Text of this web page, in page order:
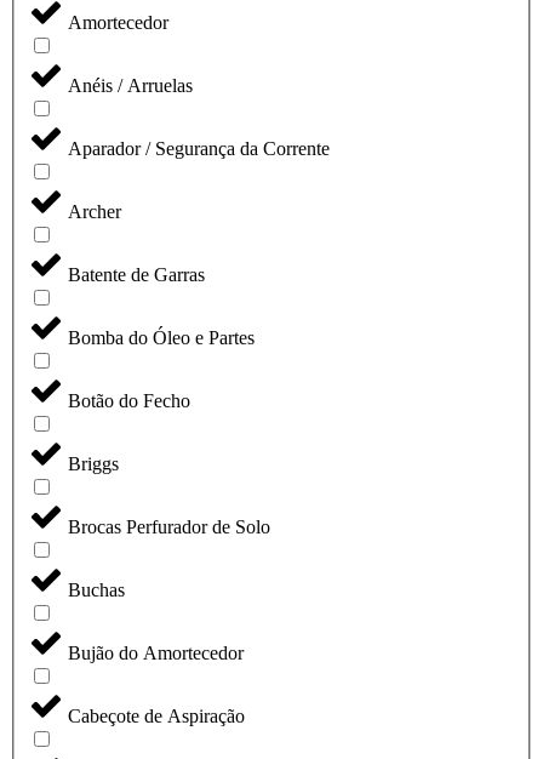
Amortecedor
Anéis / Arruelas
Aparador / Segurança da Corrente
Archer
Batente de Garras
Bomba do Óleo e Partes
Botão do Fecho
Briggs
Brocas Perfurador de Solo
Buchas
Bujão do Amortecedor
Cabeçote de Aspiração